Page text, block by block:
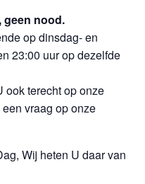
geen nood.
op dinsdag- en
23:00 uur op dezelfde
ook terecht op onze
vraag op onze
Wij heten U daar van